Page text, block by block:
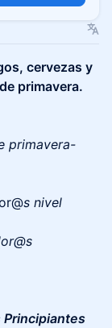
cervezas y
primavera.
primavera-
s nivel
Principiantes